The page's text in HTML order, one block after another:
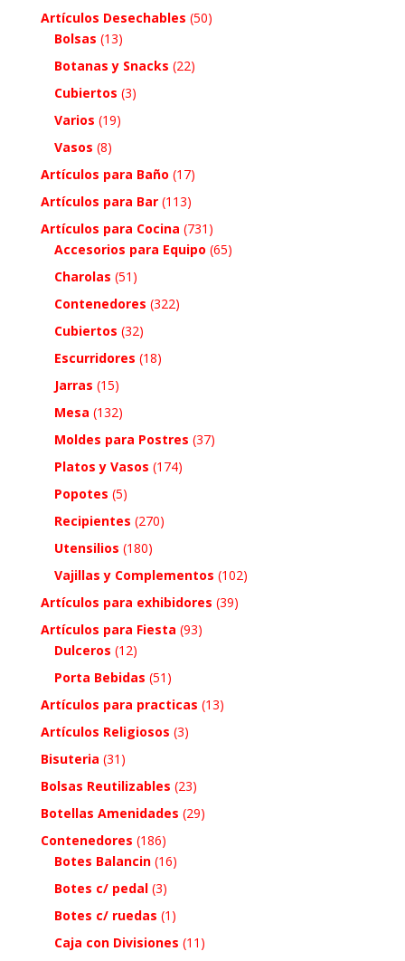
Artículos Desechables (50)
Bolsas (13)
Botanas y Snacks (22)
Cubiertos (3)
Varios (19)
Vasos (8)
Artículos para Baño (17)
Artículos para Bar (113)
Artículos para Cocina (731)
Accesorios para Equipo (65)
Charolas (51)
Contenedores (322)
Cubiertos (32)
Escurridores (18)
Jarras (15)
Mesa (132)
Moldes para Postres (37)
Platos y Vasos (174)
Popotes (5)
Recipientes (270)
Utensilios (180)
Vajillas y Complementos (102)
Artículos para exhibidores (39)
Artículos para Fiesta (93)
Dulceros (12)
Porta Bebidas (51)
Artículos para practicas (13)
Artículos Religiosos (3)
Bisuteria (31)
Bolsas Reutilizables (23)
Botellas Amenidades (29)
Contenedores (186)
Botes Balancin (16)
Botes c/ pedal (3)
Botes c/ ruedas (1)
Caja con Divisiones (11)